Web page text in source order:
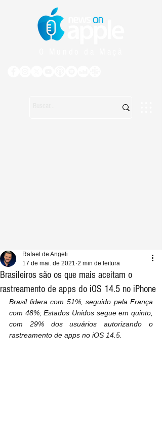
Brasileiros são os que mais aceitam o
rastreamento de apps do iOS 14.5 no iPhone
Rafael de Angeli
17 de mai. de 2021 2 min de leitura
Brasil lidera com 51%, seguido pela França
com 48%; Estados Unidos segue em quinto,
com 29% dos usuários autorizando o
rastreamento de apps no iOS 14.5.